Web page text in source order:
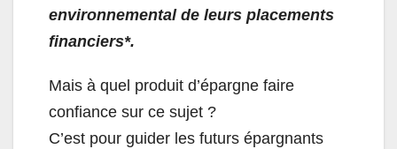
environnemental de leurs placements
financiers*.
Mais à quel produit d’épargne faire
confiance sur ce sujet ?
C’est pour guider les futurs épargnants